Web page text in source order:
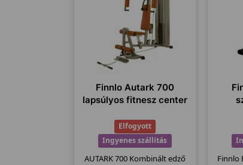
Finnlo Autark 700
lapsúlyos fitnesz center
Elfogyott
Ingyenes szállítás
AUTARK 700 Kombinált edző
Finnlo